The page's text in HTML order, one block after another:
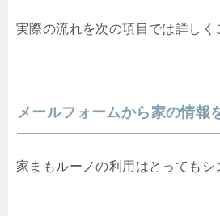
実際の流れを次の項目では詳しく
メールフォームから家の情報
家まもルーノの利用はとってもシ